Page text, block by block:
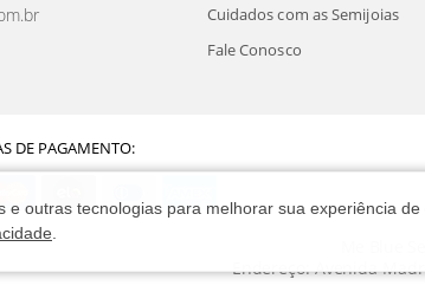
e outras tecnologias para melhorar sua experiência
.
Cuidados com as Semijoias
Fale Conosco
DE PAGAMENTO:
Endereço: Avenida